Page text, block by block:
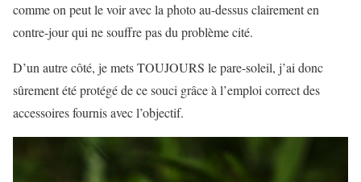
comme on peut le voir avec la photo au-dessus clairement en
contre-jour qui ne souffre pas du problème cité.
D’un autre côté, je mets TOUJOURS le pare-soleil, j’ai donc
sûrement été protégé de ce souci grâce à l’emploi correct des
accessoires fournis avec l’objectif.